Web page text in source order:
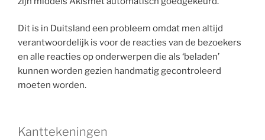
Dit is in Duitsland een probleem omdat men altijd
verantwoordelijk is voor de reacties van de bezoekers
en alle reacties op onderwerpen die als ‘beladen’
kunnen worden gezien handmatig gecontroleerd
moeten worden.
Kanttekeningen